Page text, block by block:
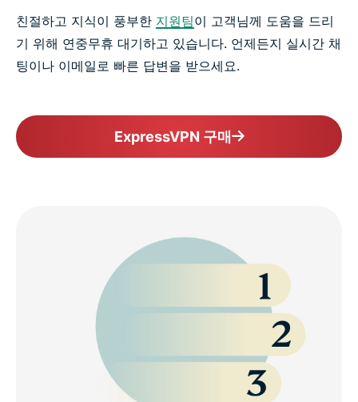
친절하고 지식이 풍부한 지원팀이 고객님께 도움을 드리
기 위해 연중무휴 대기하고 있습니다. 언제든지 실시간 채
팅이나 이메일로 빠른 답변을 받으세요.
ExpressVPN 구매